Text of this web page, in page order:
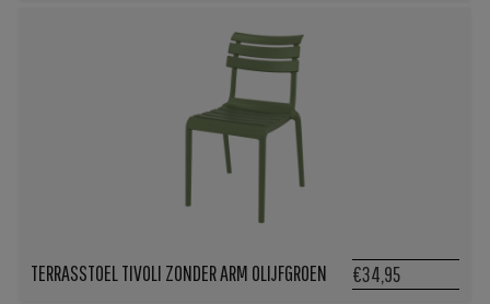
TERRASSTOEL TIVOLI ZONDER ARM OLIJFGROEN €34,95